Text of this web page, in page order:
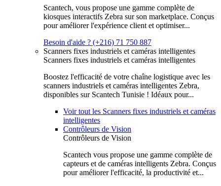
Scantech, vous propose une gamme complète de
kiosques interactifs Zebra sur son marketplace. Conçus
pour améliorer l'expérience client et optimiser...
Besoin d'aide ? (+216) 71 750 887
Scanners fixes industriels et caméras intelligentes
Scanners fixes industriels et caméras intelligentes
Boostez l'efficacité de votre chaîne logistique avec les
scanners industriels et caméras intelligentes Zebra,
disponibles sur Scantech Tunisie ! Idéaux pour...
Voir tout les Scanners fixes industriels et caméras
intelligentes
Contrôleurs de Vision
Contrôleurs de Vision
Scantech vous propose une gamme complète de
capteurs et de caméras intelligents Zebra. Conçus
pour améliorer l'efficacité, la productivité et...